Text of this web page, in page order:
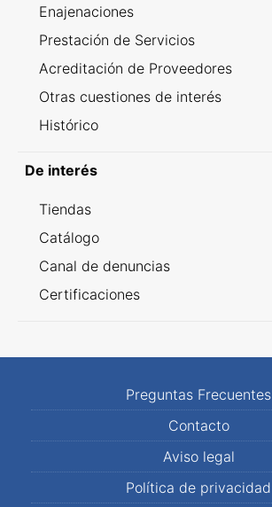
Enajenaciones
Prestación de Servicios
Acreditación de Proveedores
Otras cuestiones de interés
Histórico
De interés
Tiendas
Catálogo
Canal de denuncias
Certificaciones
Preguntas Frecuentes
Contacto
Aviso legal
Política de privacidad